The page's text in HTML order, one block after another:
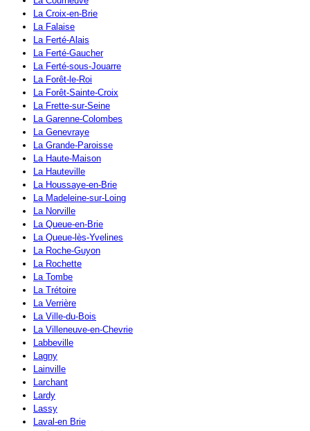
La Croix-en-Brie
La Falaise
La Ferté-Alais
La Ferté-Gaucher
La Ferté-sous-Jouarre
La Forêt-le-Roi
La Forêt-Sainte-Croix
La Frette-sur-Seine
La Garenne-Colombes
La Genevraye
La Grande-Paroisse
La Haute-Maison
La Hauteville
La Houssaye-en-Brie
La Madeleine-sur-Loing
La Norville
La Queue-en-Brie
La Queue-lès-Yvelines
La Roche-Guyon
La Rochette
La Tombe
La Trétoire
La Verrière
La Ville-du-Bois
La Villeneuve-en-Chevrie
Labbeville
Lagny
Lainville
Larchant
Lardy
Lassy
Laval-en Brie